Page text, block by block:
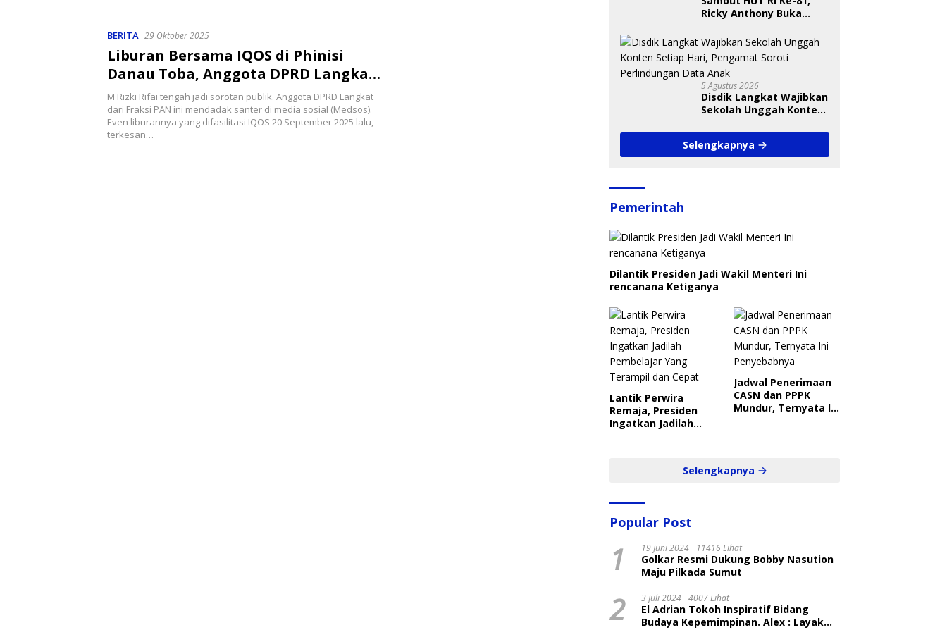
BERITA 29 Oktober 2025
Liburan Bersama IQOS di Phinisi
Danau Toba, Anggota DPRD Langkat:
Saya Dibiayai
M Rizki Rifai tengah jadi sorotan publik. Anggota DPRD Langkat
dari Fraksi PAN ini mendadak santer di media sosial (Medsos).
Even liburannya yang difasilitasi IQOS 20 September 2025 lalu,
terkesan…
Ricky Anthony Buka
Takraw RA Cup I 2026
5 Agustus 2026
Disdik Langkat Wajibkan
Sekolah Unggah Konten
Soroti Perlindungan
Data Anak
Selengkapnya
Pemerintah
Dilantik Presiden Jadi Wakil Menteri Ini
rencanana Ketiganya
Lantik Perwira
Remaja, Presiden
Ingatkan Jadilah
Jadwal Penerimaan
CASN dan PPPK
Mundur, Ternyata Ini
Selengkapnya
Popular Post
1 19 Juni 2024 11416 Lihat
Golkar Resmi Dukung Bobby Nasution
Maju Pilkada Sumut
2 3 Juli 2024 4007 Lihat
El Adrian Tokoh Inspiratif Bidang
Budaya Kepemimpinan. Alex : Layak